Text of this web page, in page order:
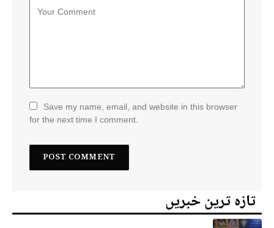
Save my name, email, and website in this browser
for the next time I comment.
تازہ ترین خبریں